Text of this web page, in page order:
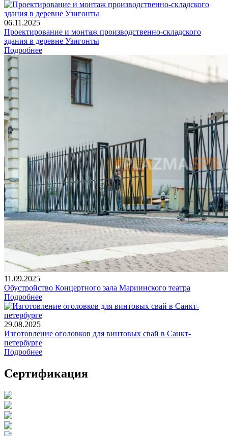
06.11.2025
Проектирование и монтаж производственно-складского
здания в деревне Узигонты
Подробнее
11.09.2025
Обустройство Концертного зала Мариинского театра
Подробнее
29.08.2025
Изготовление оголовков для винтовых свай в Санкт-
петербурге
Подробнее
Сертификация